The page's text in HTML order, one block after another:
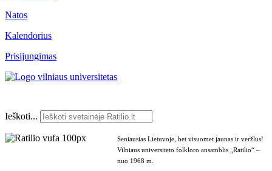
Natos
Kalendorius
Prisijungimas
Ieškoti...
Seniausias Lietuvoje, bet visuomet jaunas ir veržlus!
Vilniaus universiteto folkloro ansamblis „Ratilio“ –
nuo 1968 m.